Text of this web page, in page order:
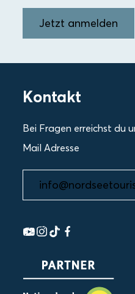
Jetzt anmelden
Kontakt
Bei Fragen erreichst du
Mail Adresse